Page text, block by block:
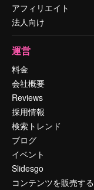
アフィリエイト
法人向け
運営
料金
会社概要
Reviews
採用情報
検索トレンド
ブログ
イベント
Slidesgo
コンテンツを販売する